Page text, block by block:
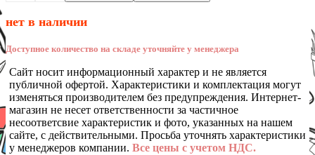
нет в наличии
Доступное количество на складе уточняйте у менеджера
Сайт носит информационный характер и не является
публичной офертой. Характеристики и комплектация могут
изменяться производителем без предупреждения. Интернет-
магазин не несет ответственности за частичное
несоответсвие характеристик и фото, указанных на нашем
сайте, с действительными. Просьба уточнять характеристики
у менеджеров компании. Все цены с учетом НДС.